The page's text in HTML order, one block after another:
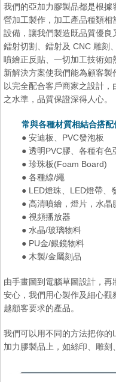
我們的亞加力膠製品都是根
營加工製作，加工產品種類
設備，讓我們製造既品質優
鐳射切割、鐳射及 CNC 雕刻
噴繪正反貼、一切加工技術
新解決方案使我們能為顧客
以完全配合客戶商家之設計
之水準，品質保證深得人心。
常與各種材質相結合搭配
● 安迪板、PVC發泡板
● 透明PVC膠、各種有色
● 珍珠板(Foam Board)
● 各種線/繩
● LED燈珠、LED燈帶、
● 高清噴繪，燈片，水晶
● 視頻播放器
● 水晶/玻璃物料
● PU金/銀鏡物料
● 木製/金屬刻品
由手畫圖到電腦草圖設計，
安心，我們用心製作及細心觀
越顧客要求的產品。
我們可以用不同的方法把你
加力膠製品上，如絲印、雕刻